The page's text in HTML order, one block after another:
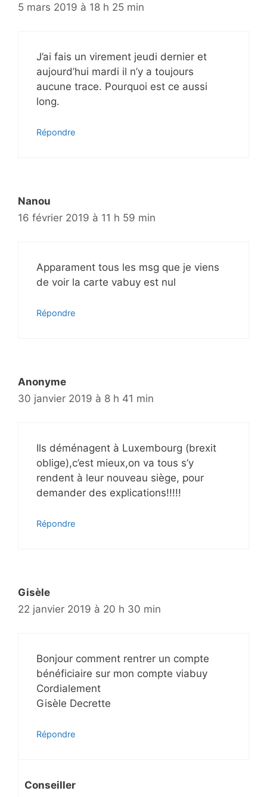
5 mars 2019 à 18 h 25 min
J’ai fais un virement jeudi dernier et
aujourd’hui mardi il n’y a toujours
aucune trace. Pourquoi est ce aussi
long.
Répondre
Nanou
16 février 2019 à 11 h 59 min
Apparament tous les msg que je viens
de voir la carte vabuy est nul
Répondre
Anonyme
30 janvier 2019 à 8 h 41 min
Ils déménagent à Luxembourg (brexit
oblige),c’est mieux,on va tous s’y
rendent à leur nouveau siège, pour
demander des explications!!!!!
Répondre
Gisèle
22 janvier 2019 à 20 h 30 min
Bonjour comment rentrer un compte
bénéficiaire sur mon compte viabuy
Cordialement
Gisèle Decrette
Répondre
Conseiller